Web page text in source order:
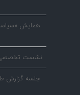
همایش
نشست تخصصی
جلسه گزارش